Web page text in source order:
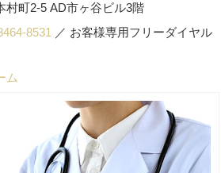
村町2-5 AD市ヶ谷ビル3階
8531 ／ お客様専用フリーダイヤル
ム